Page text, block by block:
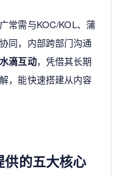
常需与KOC/KOL、蒲
同，内部跨部门沟通
水滴互动，凭借其长期
，能快速搭建从内容
的五大核心